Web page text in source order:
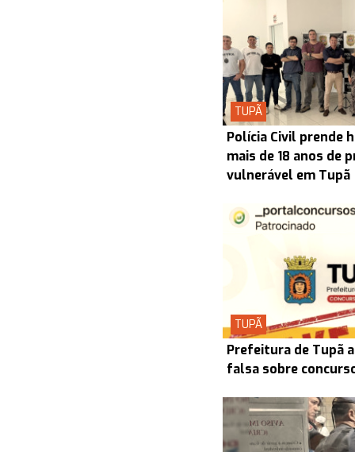
TUPÃ
Polícia Civil prende
mais de 18 anos de
vulnerável em Tupã
TUPÃ
Prefeitura de Tupã
falsa sobre